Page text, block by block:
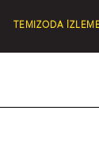
TEMIZODA